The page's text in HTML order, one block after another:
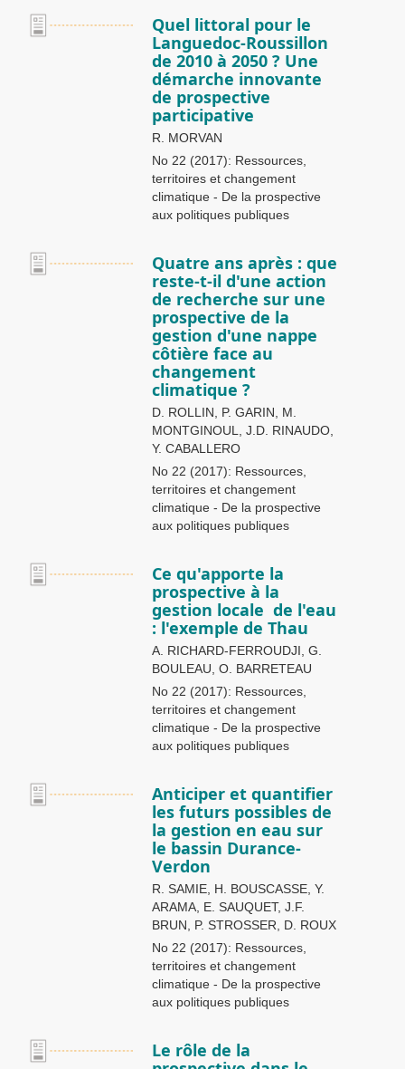
Quel littoral pour le
Languedoc-Roussillon
de 2010 à 2050 ? Une
démarche innovante
de prospective
participative
R. MORVAN
No 22 (2017): Ressources,
territoires et changement
climatique - De la prospective
aux politiques publiques
Quatre ans après : que
reste-t-il d'une action
de recherche sur une
prospective de la
gestion d'une nappe
côtière face au
changement
climatique ?
D. ROLLIN, P. GARIN, M.
MONTGINOUL, J.D. RINAUDO,
Y. CABALLERO
No 22 (2017): Ressources,
territoires et changement
climatique - De la prospective
aux politiques publiques
Ce qu'apporte la
prospective à la
gestion locale de l'eau
: l'exemple de Thau
A. RICHARD-FERROUDJI, G.
BOULEAU, O. BARRETEAU
No 22 (2017): Ressources,
territoires et changement
climatique - De la prospective
aux politiques publiques
Anticiper et quantifier
les futurs possibles de
la gestion en eau sur
le bassin Durance-
Verdon
R. SAMIE, H. BOUSCASSE, Y.
ARAMA, E. SAUQUET, J.F.
BRUN, P. STROSSER, D. ROUX
No 22 (2017): Ressources,
territoires et changement
climatique - De la prospective
aux politiques publiques
Le rôle de la